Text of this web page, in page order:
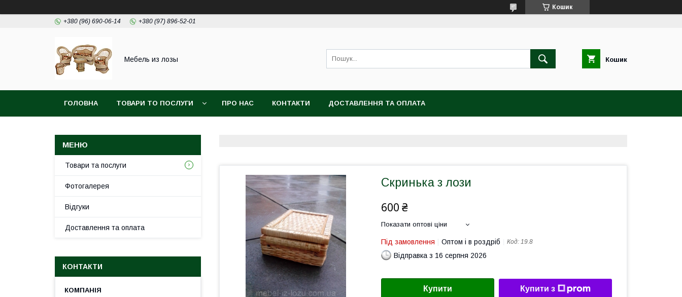
Кошик
+380 (96) 690-06-14 +380 (97) 896-52-01
Мебель из лозы Кошик
ГОЛОВНА ТОВАРИ ТО ПОСЛУГИ ПРО НАС КОНТАКТИ ДОСТАВЛЕННЯ ТА ОПЛАТА
Скринька з лози
600 ₴
Показати оптові ціни
Під замовлення Оптом і в роздріб Код: 19.8
Відправка з 16 серпня 2026
Купити Купити з
Товари та послуги
Фотогалерея
Відгуки
Доставлення та оплата
КОНТАКТИ